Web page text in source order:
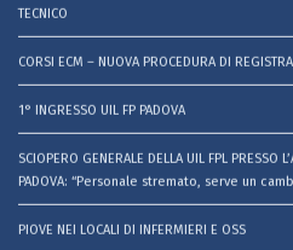
TECNICO
CORSI ECM – NUOVA PROCEDURA DI
1° INGRESSO UIL FP PADOVA
SCIOPERO GENERALE DELLA UIL FPL PRESSO
PADOVA: “Personale stremato, serve un
PIOVE NEI LOCALI DI INFERMIERI E OSS